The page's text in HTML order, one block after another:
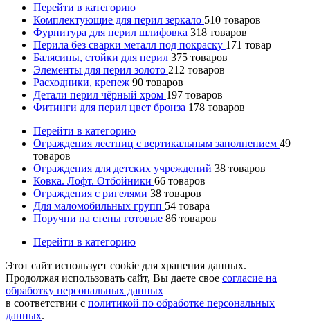
Перейти в категорию
Комплектующие для перил зеркало 510 товаров
Фурнитура для перил шлифовка 318 товаров
Перила без сварки металл под покраску 171 товар
Балясины, стойки для перил 375 товаров
Элементы для перил золото 212 товаров
Расходники, крепеж 90 товаров
Детали перил чёрный хром 197 товаров
Фитинги для перил цвет бронза 178 товаров
Перейти в категорию
Ограждения лестниц с вертикальным заполнением 49
товаров
Ограждения для детских учреждений 38 товаров
Ковка. Лофт. Отбойники 66 товаров
Ограждения с ригелями 38 товаров
Для маломобильных групп 54 товара
Поручни на стены готовые 86 товаров
Перейти в категорию
Этот сайт использует cookie для хранения данных.
Продолжая использовать сайт, Вы даете свое согласие на
обработку персональных данных
в соответствии с политикой по обработке персональных
данных.